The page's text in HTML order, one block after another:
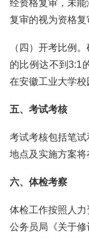
经资格复审，未
复审的视为资格复
（四）开考比例
的比例达不到3:1
在安徽工业大学校
五、考试考核
考试考核包括笔试
地点及实施方案将
六、体检考察
体检工作按照人
公务员局《关于修